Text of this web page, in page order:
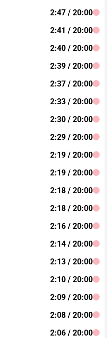
2:47 / 20:00
2:41 / 20:00
2:40 / 20:00
2:39 / 20:00
2:37 / 20:00
2:33 / 20:00
2:30 / 20:00
2:29 / 20:00
2:19 / 20:00
2:19 / 20:00
2:18 / 20:00
2:18 / 20:00
2:16 / 20:00
2:14 / 20:00
2:13 / 20:00
2:10 / 20:00
2:09 / 20:00
2:08 / 20:00
2:06 / 20:00